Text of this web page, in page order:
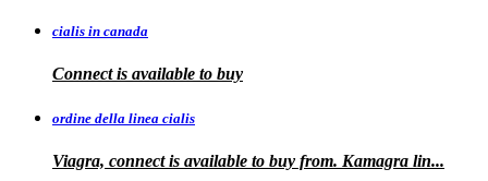
cialis in canada
Connect is available to buy
ordine della linea cialis
Viagra, connect is available to buy from. Kamagra lin...